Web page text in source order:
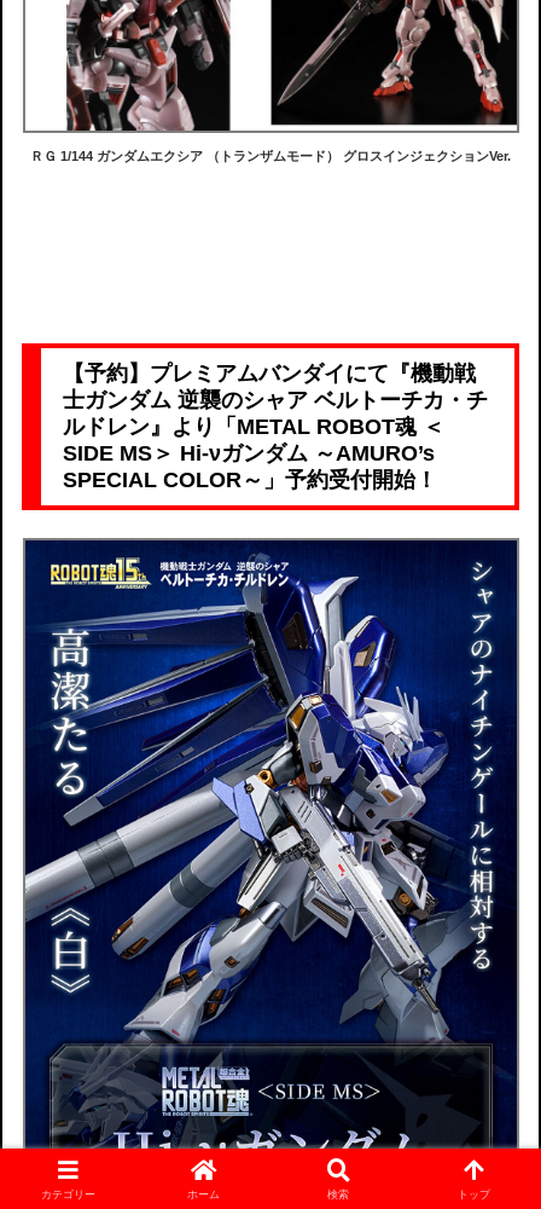
ＲＧ 1/144 ガンダムエクシア （トランザムモード） グロスインジェクションVer.
【予約】プレミアムバンダイにて『機動戦
士ガンダム 逆襲のシャア ベルトーチカ・チ
ルドレン』より「METAL ROBOT魂 ＜
SIDE MS＞ Hi-νガンダム ～AMURO’s
SPECIAL COLOR～」予約受付開始！
カテゴリー ホーム 検索 トップ